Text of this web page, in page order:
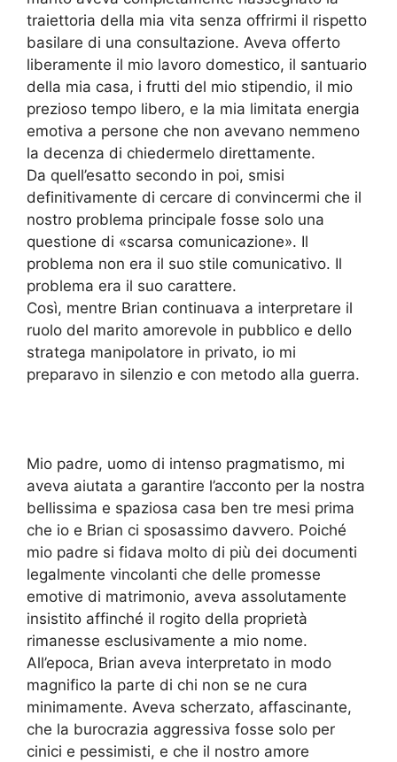
traiettoria della mia vita senza offrirmi il rispetto
basilare di una consultazione. Aveva offerto
liberamente il mio lavoro domestico, il santuario
della mia casa, i frutti del mio stipendio, il mio
prezioso tempo libero, e la mia limitata energia
emotiva a persone che non avevano nemmeno
la decenza di chiedermelo direttamente.
Da quell’esatto secondo in poi, smisi
definitivamente di cercare di convincermi che il
nostro problema principale fosse solo una
questione di «scarsa comunicazione». Il
problema non era il suo stile comunicativo. Il
problema era il suo carattere.
Così, mentre Brian continuava a interpretare il
ruolo del marito amorevole in pubblico e dello
stratega manipolatore in privato, io mi
preparavo in silenzio e con metodo alla guerra.
Mio padre, uomo di intenso pragmatismo, mi
aveva aiutata a garantire l’acconto per la nostra
bellissima e spaziosa casa ben tre mesi prima
che io e Brian ci sposassimo davvero. Poiché
mio padre si fidava molto di più dei documenti
legalmente vincolanti che delle promesse
emotive di matrimonio, aveva assolutamente
insistito affinché il rogito della proprietà
rimanesse esclusivamente a mio nome.
All’epoca, Brian aveva interpretato in modo
magnifico la parte di chi non se ne cura
minimamente. Aveva scherzato, affascinante,
che la burocrazia aggressiva fosse solo per
cinici e pessimisti, e che il nostro amore